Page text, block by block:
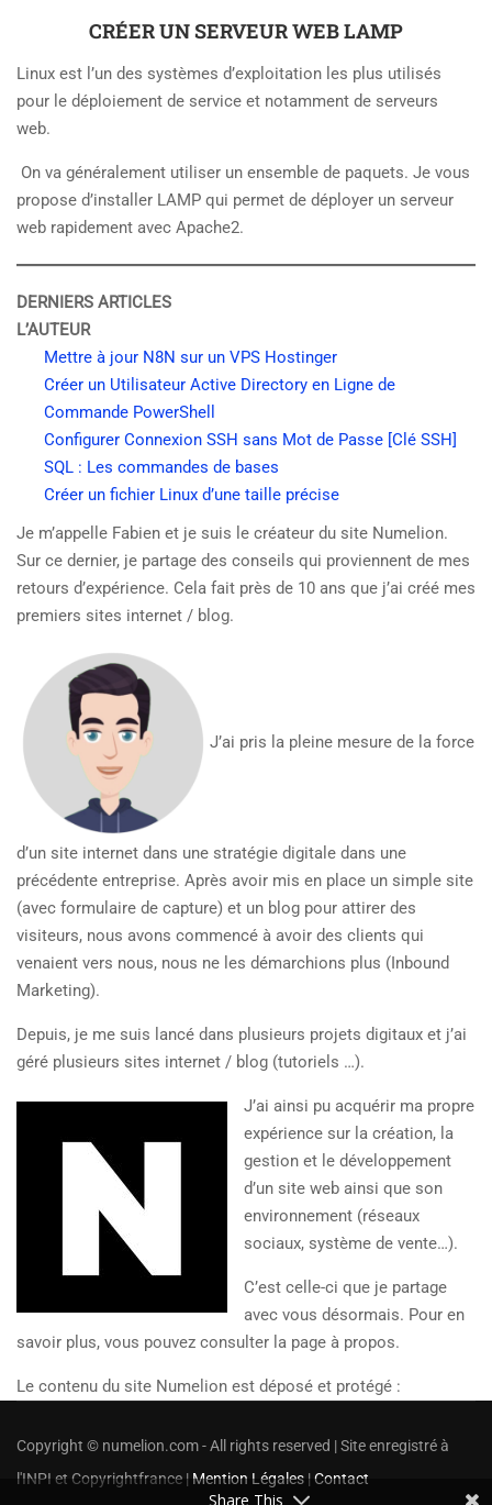
CRÉER UN SERVEUR WEB LAMP
Linux est l’un des systèmes d’exploitation les plus utilisés
pour le déploiement de service et notamment de serveurs
web.
On va généralement utiliser un ensemble de paquets. Je vous
propose d’installer LAMP qui permet de déployer un serveur
web rapidement avec Apache2.
DERNIERS ARTICLES
L’AUTEUR
Mettre à jour N8N sur un VPS Hostinger
Créer un Utilisateur Active Directory en Ligne de
Commande PowerShell
Configurer Connexion SSH sans Mot de Passe [Clé SSH]
SQL : Les commandes de bases
Créer un fichier Linux d’une taille précise
Je m’appelle Fabien et je suis le créateur du site Numelion.
Sur ce dernier, je partage des conseils qui proviennent de mes
retours d’expérience. Cela fait près de 10 ans que j’ai créé mes
premiers sites internet / blog.
J’ai pris la pleine mesure de la force
d’un site internet dans une stratégie digitale dans une
précédente entreprise. Après avoir mis en place un simple site
(avec formulaire de capture) et un blog pour attirer des
visiteurs, nous avons commencé à avoir des clients qui
venaient vers nous, nous ne les démarchions plus (Inbound
Marketing).
Depuis, je me suis lancé dans plusieurs projets digitaux et j’ai
géré plusieurs sites internet / blog (tutoriels …).
J’ai ainsi pu acquérir ma propre
expérience sur la création, la
gestion et le développement
d’un site web ainsi que son
environnement (réseaux
sociaux, système de vente…).
C’est celle-ci que je partage
avec vous désormais. Pour en
savoir plus, vous pouvez consulter la page à propos.
Le contenu du site Numelion est déposé et protégé :
Copyright © numelion.com - All rights reserved | Site enregistré à
l'INPI et Copyrightfrance | Mention Légales |Contact
Share This